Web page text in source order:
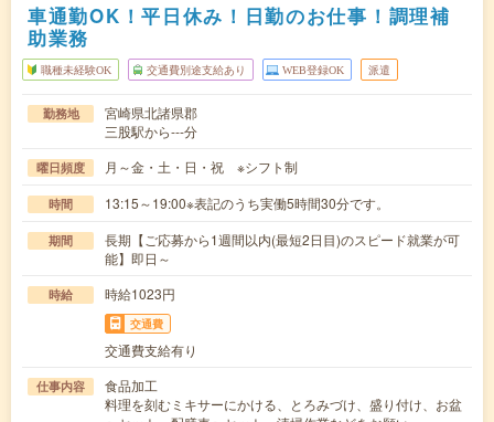
車通勤OK！平日休み！日勤のお仕事！調理補
助業務
職種未経験OK 交通費別途支給あり WEB登録OK 派遣
勤務地
宮崎県北諸県郡
三股駅から---分
曜日頻度 月～金・土・日・祝 ※シフト制
時間 13:15～19:00※表記のうち実働5時間30分です。
期間
長期【ご応募から1週間以内(最短2日目)のスピード就業が可
能】即日～
時給 時給1023円
交通費
交通費支給有り
仕事内容
食品加工
料理を刻むミキサーにかける、とろみづけ、盛り付け、お盆